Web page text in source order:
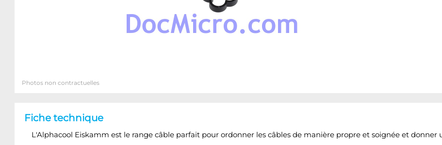
Photos non contractuelles
Fiche technique
L'Alphacool Eiskamm est le range câble parfait pour ordonner les câbles de manière propre et soignée et donner